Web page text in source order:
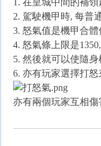
1. 在皇城中間的補
2. 駕駛機甲時, 每普
3. 怒氣值是機甲合體
4. 怒氣條上限是
5. 然後就可以使隨
6. 亦有玩家選擇打
亦有兩個玩家互相